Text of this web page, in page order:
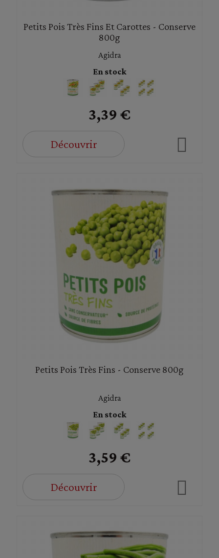
Petits Pois Très Fins Et Carottes - Conserve
800g
Agidra
En stock
3,39 €
Découvrir
Petits Pois Très Fins - Conserve 800g
Agidra
En stock
3,59 €
Découvrir